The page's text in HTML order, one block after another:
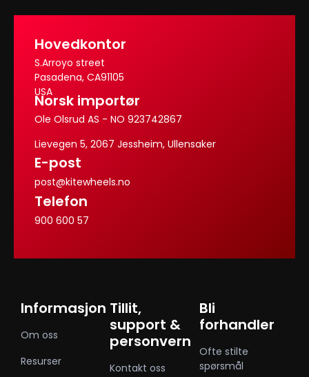
Hovedkontor
S.Arroyo street
Pasadena, CA91105
USA
Norsk importør
Ole Olsrud AS - NO 923742867
Lievegen 5, 2067 Jessheim, Ullensaker
E-post
post@kitewheels.no
Telefon
900 600 57
Informasjon
Om oss
Resurser
Tillit,
support &
personvern
Kontakt oss
Bli
forhandler
Ofte stilte
spørsmål